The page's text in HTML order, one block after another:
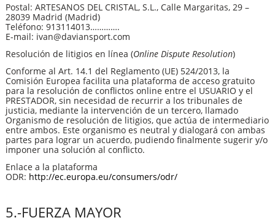
Postal: ARTESANOS DEL CRISTAL, S.L., Calle Margaritas, 29 –
28039 Madrid (Madrid)
Teléfono: 913114013………….
E-mail: ivan@daviansport.com
Resolución de litigios en línea (Online Dispute Resolution)
Conforme al Art. 14.1 del Reglamento (UE) 524/2013, la
Comisión Europea facilita una plataforma de acceso gratuito
para la resolución de conflictos online entre el USUARIO y el
PRESTADOR, sin necesidad de recurrir a los tribunales de
justicia, mediante la intervención de un tercero, llamado
Organismo de resolución de litigios, que actúa de intermediario
entre ambos. Este organismo es neutral y dialogará con ambas
partes para lograr un acuerdo, pudiendo finalmente sugerir y/o
imponer una solución al conflicto.
Enlace a la plataforma
ODR: http://ec.europa.eu/consumers/odr/
5.-FUERZA MAYOR